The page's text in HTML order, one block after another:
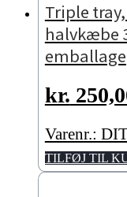
Triple
halvkæbe
emballage
kr.
Varenr.:
TILFØJ TIL